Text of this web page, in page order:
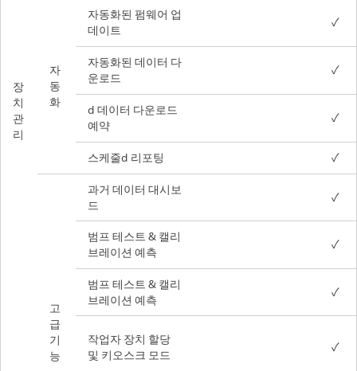
장
치
관
리
자
동
화
자동화된 펌웨어 업
데이트
✓
자동화된 데이터 다
운로드
✓
d 데이터 다운로드
예약
✓
스케줄d 리포팅 ✓
고
급
기
능
과거 데이터 대시보
드
✓
범프 테스트 & 캘리
브레이션 예측
✓
범프 테스트 & 캘리
브레이션 예측
✓
작업자 장치 할당
및 키오스크 모드
✓